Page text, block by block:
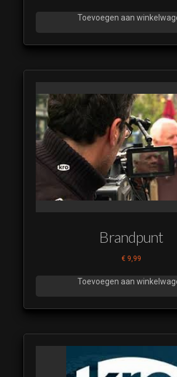
Toevoegen aan
Brandpunt
€ 9,99
Toevoegen aan